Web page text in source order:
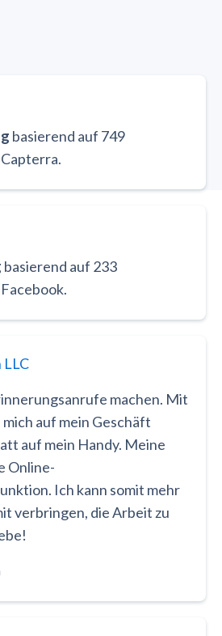
basierend auf 749
basierend auf 233
machen. Mit
auf mein Geschäft
auf mein Handy. Meine
Online-
Ich kann somit mehr
verbringen, die Arbeit zu